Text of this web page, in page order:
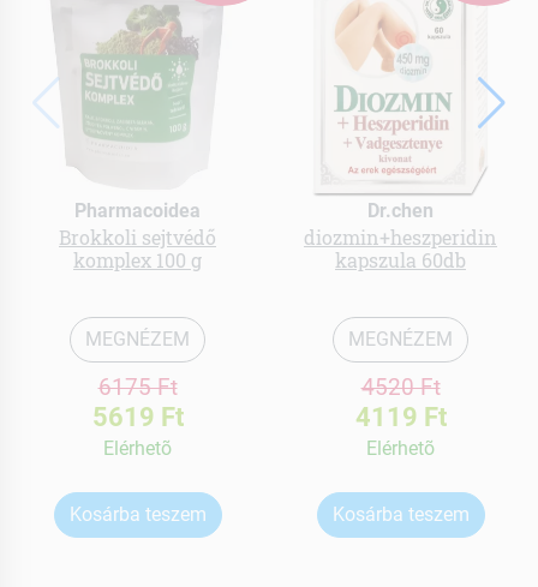
Pharmacoidea
Brokkoli sejtvédő
komplex 100 g
MEGNÉZEM
6175 Ft
5619 Ft
Elérhetõ
Kosárba teszem
Dr.chen
diozmin+heszperidin
kapszula 60db
MEGNÉZEM
4520 Ft
4119 Ft
Elérhetõ
Kosárba teszem